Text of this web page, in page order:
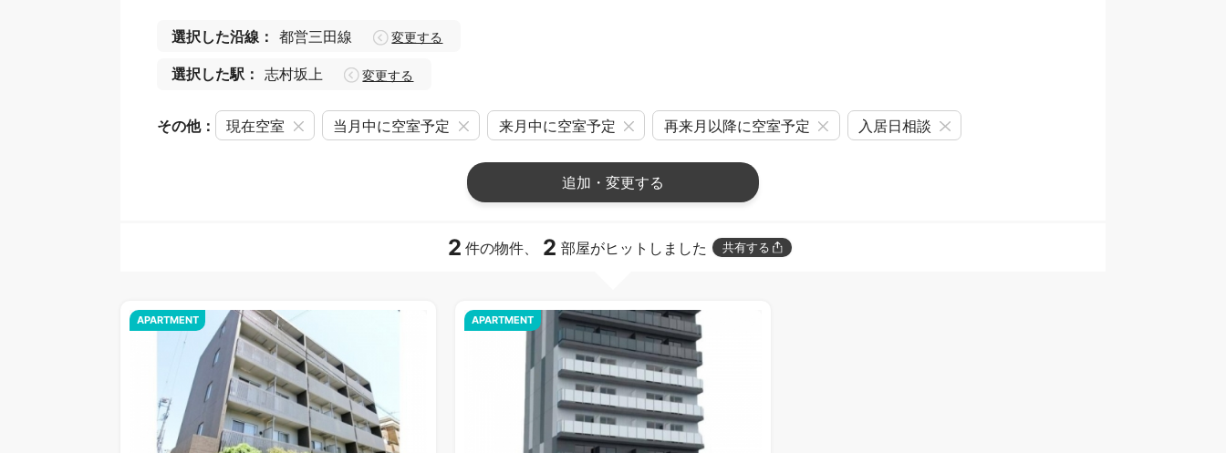
選択した沿線： 都営三田線 変更する
選択した駅： 志村坂上 変更する
その他： 現在空室 当月中に空室予定 来月中に空室予定 再来月以降に空室予定 入居日相談
追加・変更する
2 件の物件、 2 部屋がヒットしました 共有する
APARTMENT APARTMENT